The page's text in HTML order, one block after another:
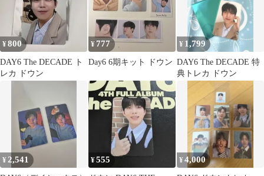
¥800
DAY6 The DECADE ト
レカ ドウン
¥ 777
Day6 6期キット ドウン
¥ 1,799
DAY6 The DECADE 特
典トレカ ドウン
¥ 2,541 ¥555 ¥4,000